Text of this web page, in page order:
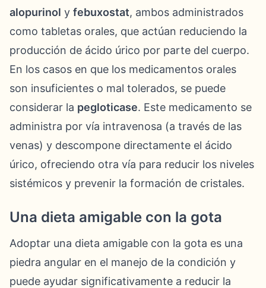
alopurinol y febuxostat, ambos administrados
como tabletas orales, que actúan reduciendo la
producción de ácido úrico por parte del cuerpo.
En los casos en que los medicamentos orales
son insuficientes o mal tolerados, se puede
considerar la pegloticase. Este medicamento se
administra por vía intravenosa (a través de las
venas) y descompone directamente el ácido
úrico, ofreciendo otra vía para reducir los niveles
sistémicos y prevenir la formación de cristales.
Una dieta amigable con la gota
Adoptar una dieta amigable con la gota es una
piedra angular en el manejo de la condición y
puede ayudar significativamente a reducir la